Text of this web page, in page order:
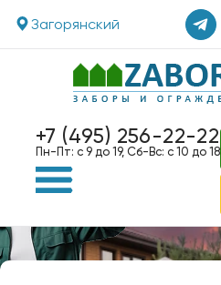
Загорянский
+7 (495) 256-22-22
Пн-Пт: с 9 до 19, Сб-Вс: с 10 до 18